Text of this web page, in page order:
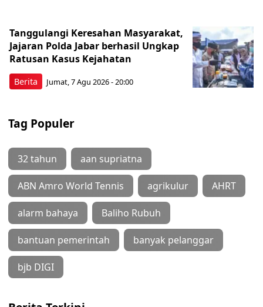
Berita
Tanggulangi Keresahan Masyarakat,
Jajaran Polda Jabar berhasil Ungkap
Ratusan Kasus Kejahatan
Jumat, 7 Agu 2026 - 20:00
Tag Populer
32 tahun aan supriatna
ABN Amro World Tennis agrikulur AHRT
alarm bahaya Baliho Rubuh
bantuan pemerintah banyak pelanggar
bjb DIGI